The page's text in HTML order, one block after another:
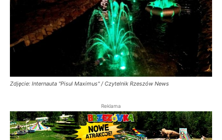
Zdjęcie: Internauta "Pisul Maximus" / Czytelnik Rzeszów News
Reklama